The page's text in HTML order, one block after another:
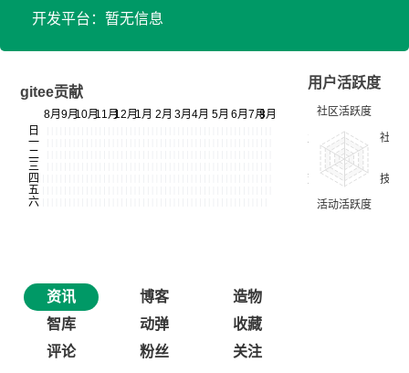
开发平台：暂无信息
gitee贡献
用户活跃度
资讯 博客
造物
智库
动弹
收藏
评论
粉丝 关注